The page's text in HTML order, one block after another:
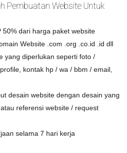
Pembuatan Website Untuk
50% dari harga paket website
Website .com .org .co.id .id dll
yang diperlukan seperti foto /
kontak hp / wa / bbm / email,
desain website dengan desain yang
referensi website / request
selama 7 hari kerja